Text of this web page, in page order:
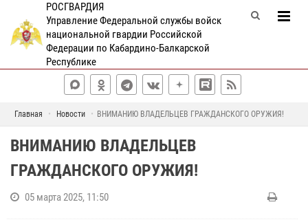
РОСГВАРДИЯ
Управление Федеральной службы войск
национальной гвардии Российской
Федерации по Кабардино-Балкарской
Республике
Главная Новости ВНИМАНИЮ ВЛАДЕЛЬЦЕВ ГРАЖДАНСКОГО ОРУЖИЯ!
ВНИМАНИЮ ВЛАДЕЛЬЦЕВ
ГРАЖДАНСКОГО ОРУЖИЯ!
05 марта 2025, 11:50